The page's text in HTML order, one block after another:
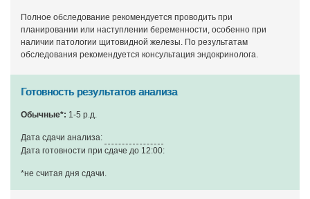
Полное обследование рекомендуется проводить при
планировании или наступлении беременности, особенно при
наличии патологии щитовидной железы. По результатам
обследования рекомендуется консультация эндокринолога.
Готовность результатов анализа
Обычные*: 1-5 р.д.
Дата сдачи анализа:
Дата готовности при сдаче до 12:00:
*не считая дня сдачи.